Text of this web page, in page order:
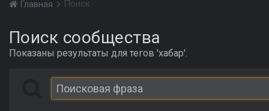
Главная Поиск
Поиск сообщества
Показаны результаты для тегов 'хабар'.